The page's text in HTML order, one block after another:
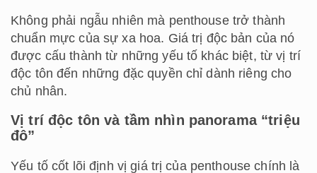
Không phải ngẫu nhiên mà penthouse trở thành
chuẩn mực của sự xa hoa. Giá trị độc bản của nó
được cấu thành từ những yếu tố khác biệt, từ vị trí
độc tôn đến những đặc quyền chỉ dành riêng cho
chủ nhân.
Vị trí độc tôn và tầm nhìn panorama “triệu
đô”
Yếu tố cốt lõi định vị giá trị của penthouse chính là